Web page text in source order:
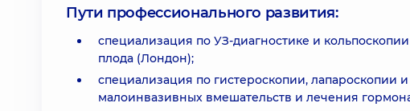
Пути профессионального развития:
специализация по УЗ-диагностике и
плода (Лондон);
специализация по гистероскопии,
малоинвазивных вмешательств и лечения